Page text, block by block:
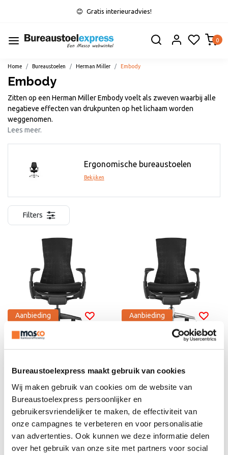
Bureaustoelexpress maakt gebruik van cookies
Wij maken gebruik van cookies om de website van
Bureaustoelexpress persoonlijker en
gebruikersvriendelijker te maken, de effectiviteit van
onze campagnes te verbeteren en voor personalisatie
van advertenties. Ook kunnen we deze informatie delen
over het gebruik van onze site met partners voor social
Gratis interieuradvies!
0
Home Bureaustoelen Herman Miller Embody
Embody
Zitten op een Herman Miller Embody voelt als zweven waarbij alle
negatieve effecten van drukpunten op het lichaam worden
weggenomen.
Lees meer.
Ergonomische bureaustoelen
Bekijken
Filters
Aanbieding
y zwart
€2.988,70
€1.793,22 Incl. BTW
€1.482,00 Excl. BTW
Aanbieding
y zwart - aluminium
€3.073,40
€1.996,50
€1.650,00 Excl. BTW